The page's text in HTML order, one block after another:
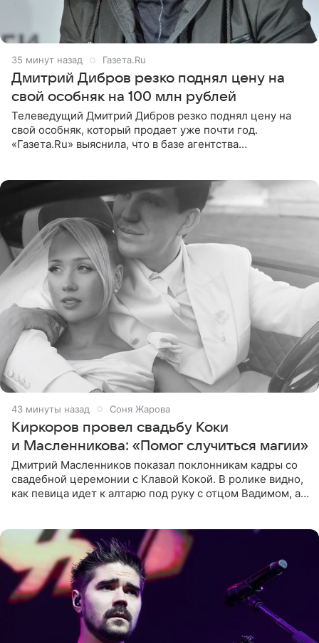
35 минут назад Газета.Ru
Дмитрий Дибров резко поднял цену на
свой особняк на 100 млн рублей
Телеведущий Дмитрий Дибров резко поднял цену на
свой особняк, который продает уже почти год.
«Газета.Ru» выяснила, что в базе агентства
43 минуты назад Соня Жарова
Киркоров провел свадьбу Коки
и Масленникова: «Помог случиться магии»
Дмитрий Масленников показал поклонникам кадры со
свадебной церемонии с Клавой Кокой. В ролике видно,
как певица идет к алтарю под руку с отцом Вадимом, а у